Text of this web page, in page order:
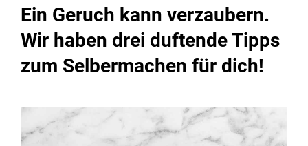
Ein Geruch kann verzaubern.
Wir haben drei duftende Tipps
zum Selbermachen für dich!